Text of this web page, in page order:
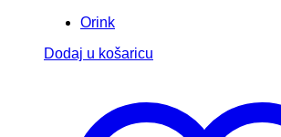
Orink
Dodaj u košaricu